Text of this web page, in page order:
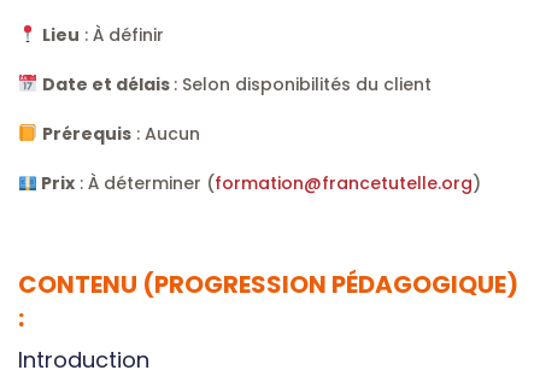
Lieu : À définir
Date et délais : Selon disponibilités du client
Prérequis: Aucun
Prix: À déterminer (formation@francetutelle.org)
CONTENU (PROGRESSION PÉDAGOGIQUE)
:
Introduction